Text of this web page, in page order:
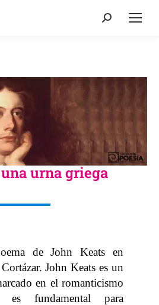
urna griega
de John Keats en
John Keats es un
en el romanticismo
fundamental para